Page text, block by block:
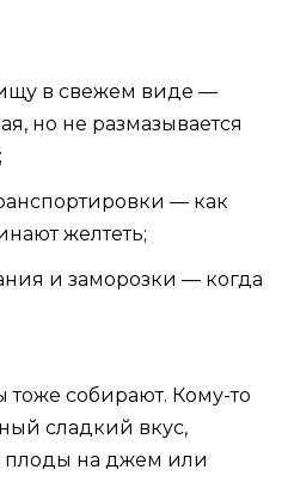
в свежем виде —
но не размазывается
— как
желтеть;
и заморозки — когда
собирают. Кому-то
сладкий вкус,
плоды на джем или